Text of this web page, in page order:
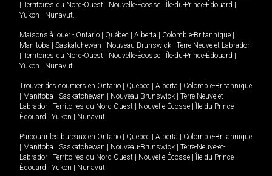
Territoires du Nord-Ouest Nouvelle-Écosse Île-du-Prince-Édouard
Yukon
Nunavut.
Maisons à louer - Ontario Québec Alberta Colombie-Britannique
Manitoba
Saskatchewan Nouveau-Brunswick
Terre-Neuve-et-Labrador
Territoires du Nord-Ouest Nouvelle-Écosse Île-du-Prince-Édouard
Yukon
Nunavut.
Trouver des courtiers en Ontario Québec Alberta
Colombie-Britannique
Manitoba Saskatchewan Nouveau-Brunswick
Terre-Neuve-et-
Labrador
Territoires du Nord-Ouest Nouvelle-Écosse
Île-du-Prince-
Édouard
Yukon Nunavut
Parcourir les bureaux en Ontario Québec Alberta
Colombie-Britannique
Manitoba Saskatchewan Nouveau-Brunswick
Terre-Neuve-et-
Labrador
Territoires du Nord-Ouest Nouvelle-Écosse
Île-du-Prince-
Édouard
Yukon Nunavut